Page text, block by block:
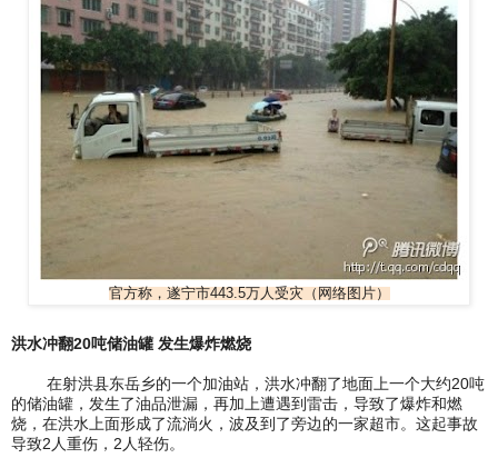
官方称，遂宁市443.5万人受灾（网络图片）
洪水冲翻20吨储油罐 发生爆炸燃烧
在射洪县东岳乡的一个加油站，洪水冲翻了地面上一个大约20吨
的储油罐，发生了油品泄漏，再加上遭遇到雷击，导致了爆炸和燃
烧，在洪水上面形成了流淌火，波及到了旁边的一家超市。这起事故
导致2人重伤，2人轻伤。